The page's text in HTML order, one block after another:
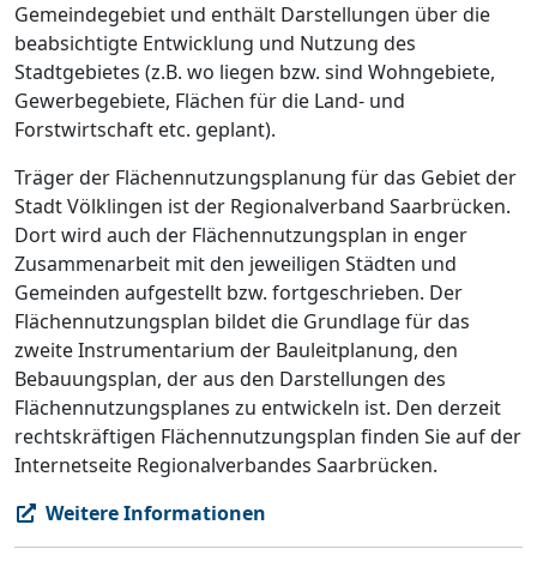
Gemeindegebiet und enthält Darstellungen über die
beabsichtigte Entwicklung und Nutzung des
Stadtgebietes (z.B. wo liegen bzw. sind Wohngebiete,
Gewerbegebiete, Flächen für die Land- und
Forstwirtschaft etc. geplant).
Träger der Flächennutzungsplanung für das Gebiet der
Stadt Völklingen ist der Regionalverband Saarbrücken.
Dort wird auch der Flächennutzungsplan in enger
Zusammenarbeit mit den jeweiligen Städten und
Gemeinden aufgestellt bzw. fortgeschrieben. Der
Flächennutzungsplan bildet die Grundlage für das
zweite Instrumentarium der Bauleitplanung, den
Bebauungsplan, der aus den Darstellungen des
Flächennutzungsplanes zu entwickeln ist. Den derzeit
rechtskräftigen Flächennutzungsplan finden Sie auf der
Internetseite Regionalverbandes Saarbrücken.
Weitere Informationen